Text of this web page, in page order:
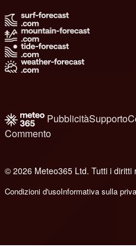
PubblicitàSupporto
Commento
© 2026 Meteo365 Ltd. Tutti i diritti
Condizioni d'usoInformativa sulla